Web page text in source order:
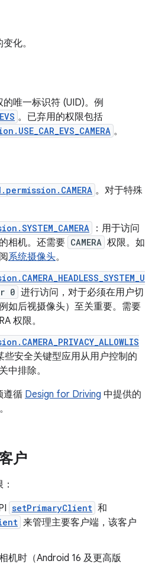
化。
唯一标识符 (UID)。例
。已弃用的权限包括
。
。对于特殊
：用于访问
相机。还需要 CAMERA 权限。如
系统摄像头。
0 进行访问，对于必须在用户切
如后视摄像头）至关重要。需要
权限。
些安全关键型应用从用户控制的
中排除。
遵循 Design for Driving 中提供的
户
setPrimaryClient 和
来管理主要客户端，该客户
机时（Android 16 及更高版